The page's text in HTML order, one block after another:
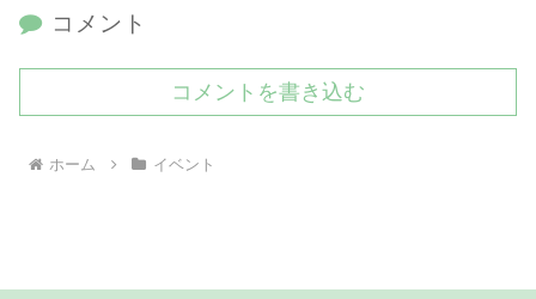
コメント
コメントを書き込む
ホーム イベント